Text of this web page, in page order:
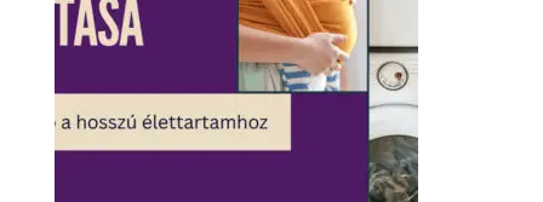
Vásárlás
Előtt
És
Különleges
Élethelyzetekre